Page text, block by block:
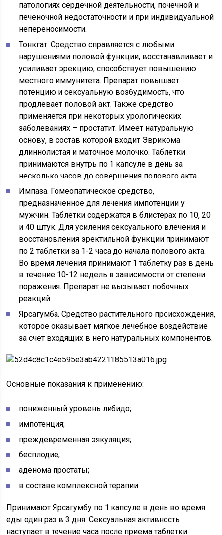
патологиях сердечной деятельности, почечной и
печеночной недостаточности и при индивидуальной
непереносимости.
Тонкгат. Средство справляется с любыми
нарушениями половой функции, восстанавливает и
усиливает эрекцию, способствует повышению
местного иммунитета. Препарат повышает
потенцию и сексуальную возбудимость, что
продлевает половой акт. Также средство
применяется при некоторых урологических
заболеваниях – простатит. Имеет натуральную
основу, в состав которой входит Эврикома
длиннолистая и маточное молочко. Таблетки
принимаются внутрь по 1 капсуле в день за
несколько часов до совершения полового акта.
Импаза. Гомеопатическое средство,
предназначенное для лечения импотенции у
мужчин. Таблетки содержатся в блистерах по 10, 20
и 40 штук. Для усиления сексуального влечения и
восстановления эректильной функции принимают
по 2 таблетки за 1-2 часа до начала полового акта.
Во время лечения принимают 1 таблетку раз в день
в течение 10-12 недель в зависимости от степени
поражения. Препарат не вызывает побочных
реакций.
Ярсагумба. Средство растительного происхождения,
которое оказывает мягкое лечебное воздействие
за счет входящих в него натуральных компонентов.
Основные показания к применению:
пониженный уровень либидо;
импотенция;
преждевременная эякуляция;
бесплодие;
аденома простаты;
в составе комплексной терапии.
Принимают Ярсагумбу по 1 капсуле в день во время
еды один раз в 3 дня. Сексуальная активность
наступает в течение часа после приема таблетки.